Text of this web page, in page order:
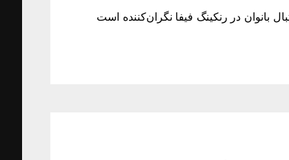
بانوان در رنکینگ فیفا نگران‌کننده است